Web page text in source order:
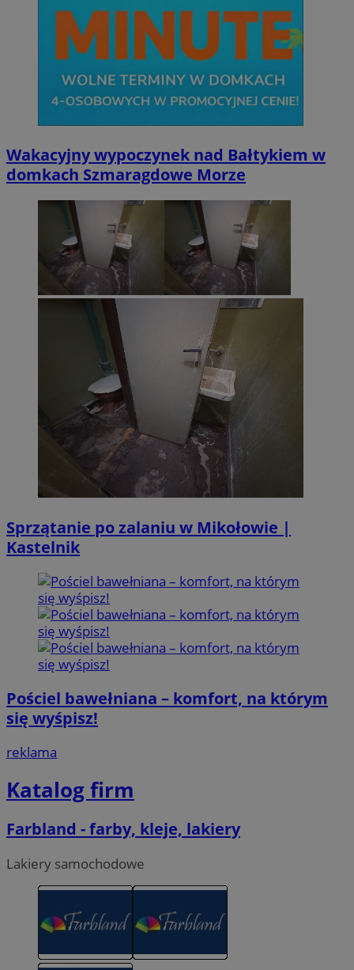
Wakacyjny wypoczynek nad Bałtykiem w
domkach Szmaragdowe Morze
Sprzątanie po zalaniu w Mikołowie |
Kastelnik
Pościel bawełniana – komfort, na którym
się wyśpisz!
reklama
Katalog firm
Farbland - farby, kleje, lakiery
Lakiery samochodowe